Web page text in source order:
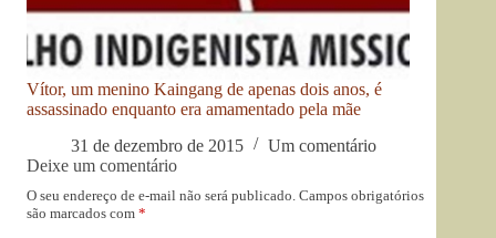
Vítor, um menino Kaingang de apenas dois anos, é
assassinado enquanto era amamentado pela mãe
31 de dezembro de 2015
Um comentário
Deixe um comentário
O seu endereço de e-mail não será publicado. Campos obrigatórios
são marcados com *